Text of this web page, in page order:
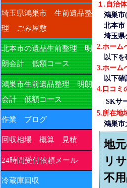
１.自治
鴻巣
北本市
埼玉県
2.ホーム
以下を
3.ホーム
以下確
4.口コミ
SKサ
5.所在地
鴻巣市
地
リ
不
埼玉県鴻巣市 生前遺品整
理 ごみ屋敷
北本市の遺品生前整理 明
朗会計 低額コース
鴻巣市生前遺品整理 明朗
会計 低額コース
作業 ブログ
回収相場 概算 見積
24時間受付依頼メール
冷蔵庫回収